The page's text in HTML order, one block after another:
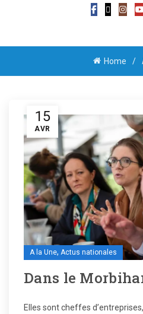
Home
15
AVR
A la Une, Actus nationales
Dans le
Elles sont cheffes